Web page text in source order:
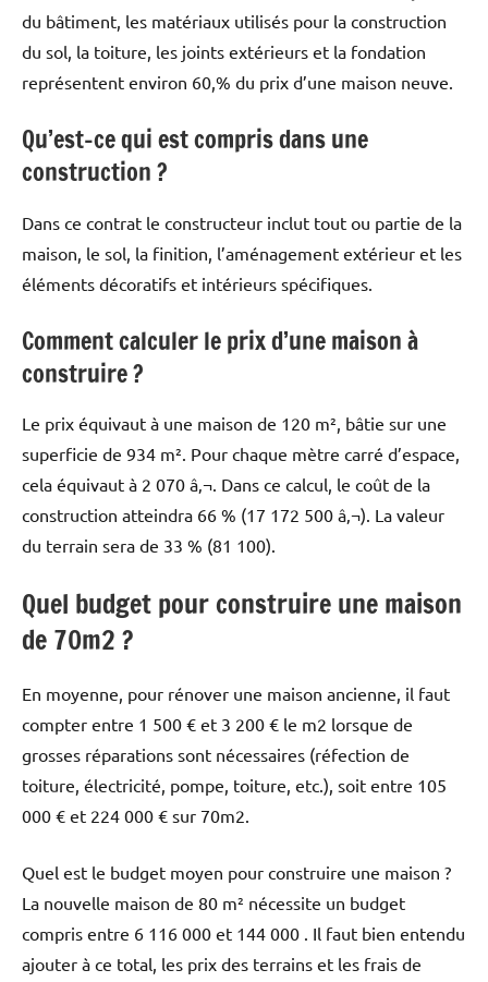
du bâtiment, les matériaux utilisés pour la construction
du sol, la toiture, les joints extérieurs et la fondation
représentent environ 60,% du prix d’une maison neuve.
Qu’est-ce qui est compris dans une
construction ?
Dans ce contrat le constructeur inclut tout ou partie de la
maison, le sol, la finition, l’aménagement extérieur et les
éléments décoratifs et intérieurs spécifiques.
Comment calculer le prix d’une maison à
construire ?
Le prix équivaut à une maison de 120 m², bâtie sur une
superficie de 934 m². Pour chaque mètre carré d’espace,
cela équivaut à 2 070 â‚¬. Dans ce calcul, le coût de la
construction atteindra 66 % (17 172 500 â‚¬). La valeur
du terrain sera de 33 % (81 100).
Quel budget pour construire une maison
de 70m2 ?
En moyenne, pour rénover une maison ancienne, il faut
compter entre 1 500 € et 3 200 € le m2 lorsque de
grosses réparations sont nécessaires (réfection de
toiture, électricité, pompe, toiture, etc.), soit entre 105
000 € et 224 000 € sur 70m2.
Quel est le budget moyen pour construire une maison ?
La nouvelle maison de 80 m² nécessite un budget
compris entre 6 116 000 et 144 000 . Il faut bien entendu
ajouter à ce total, les prix des terrains et les frais de